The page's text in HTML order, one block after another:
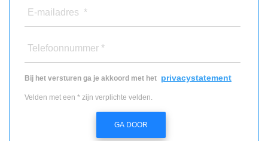
E-mailadres *
Telefoonnummer *
Bij het versturen ga je akkoord met het privacystatement
Velden met een * zijn verplichte velden.
GA DOOR